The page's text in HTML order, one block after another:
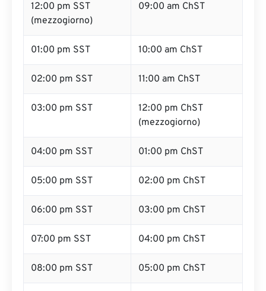
12:00 pm SST
(mezzogiorno)
09:00 am ChST
01:00 pm SST 10:00 am ChST
02:00 pm SST 11:00 am ChST
03:00 pm SST
12:00 pm ChST
(mezzogiorno)
04:00 pm SST 01:00 pm ChST
05:00 pm SST 02:00 pm ChST
06:00 pm SST 03:00 pm ChST
07:00 pm SST 04:00 pm ChST
08:00 pm SST 05:00 pm ChST